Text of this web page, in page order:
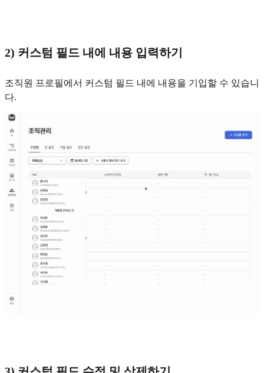
2) 커스텀 필드 내에 내용 입력하기
조직원 프로필에서 커스텀 필드 내에 내용을 기입할 수 있습니
다.